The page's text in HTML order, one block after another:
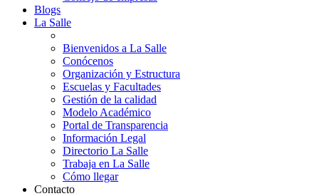
Blogs
La Salle
Bienvenidos a La Salle
Conócenos
Organización y Estructura
Escuelas y Facultades
Gestión de la calidad
Modelo Académico
Portal de Transparencia
Información Legal
Directorio La Salle
Trabaja en La Salle
Cómo llegar
Contacto